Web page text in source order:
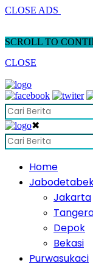
CLOSE ADS
SCROLL TO
CLOSE
✖
Home
Jakarta
Depok
Bekasi
Purwasukaci